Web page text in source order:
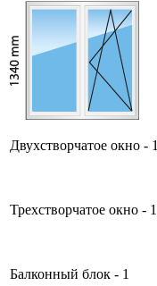
Двухстворчатое окно - 1
Трехстворчатое окно - 1
Балконный блок - 1